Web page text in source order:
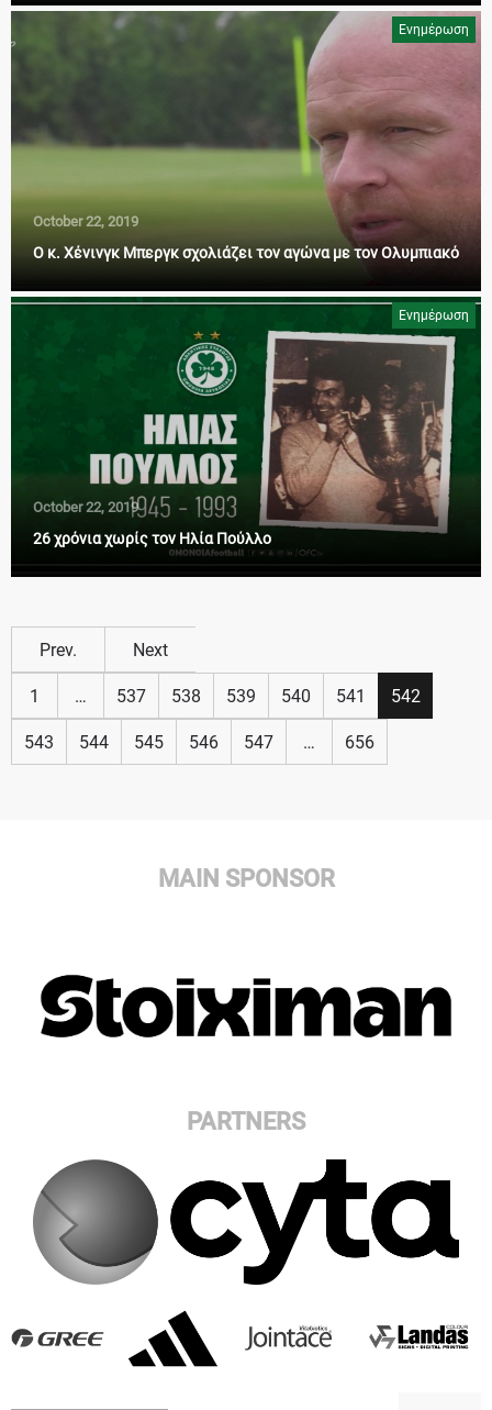
Ενημέρωση
October 22, 2019
Ο κ. Χένινγκ Μπεργκ σχολιάζει τον αγώνα με τον Ολυμπιακό
Ενημέρωση
October 22, 2019
26 χρόνια χωρίς τον Ηλία Πούλλο
Prev. Next
1 … 537 538 539 540 541 542
543 544 545 546 547 … 656
MAIN SPONSOR
PARTNERS